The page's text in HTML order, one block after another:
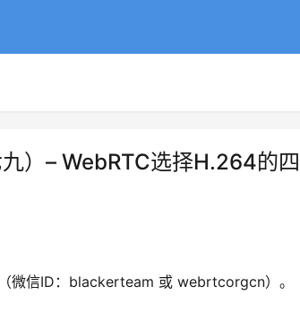
）– WebRTC选择H.264的
微信ID：blackerteam 或 webrtcorgcn）。